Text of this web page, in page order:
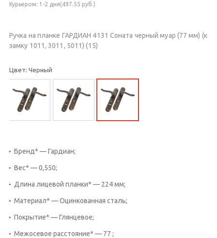
Курьером: 1-2 дня(497.55 руб.)
Ручка на планке ГАРДИАН 4131 Соната черный муар (77 мм) (к
замку 1011, 3011, 5011) (15)
Цвет: Черный
Бренд* — Гардиан;
Вес* — 0,550;
Длина лицевой планки* — 224 мм;
Материал* — Оцинкованная сталь;
Покрытие* — Глянцевое;
Межосевое расстояние* — 77 ;